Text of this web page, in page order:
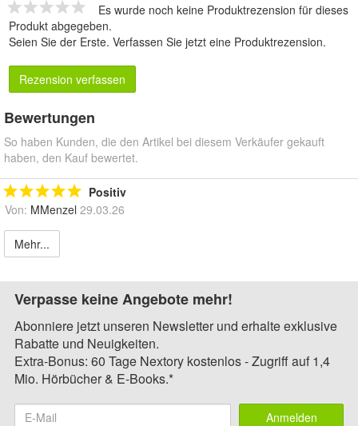
Es wurde noch keine Produktrezension für dieses
Produkt abgegeben.
Seien Sie der Erste. Verfassen Sie jetzt eine Produktrezension.
Rezension verfassen
Bewertungen
So haben Kunden, die den Artikel bei diesem Verkäufer gekauft
haben, den Kauf bewertet.
Positiv
Von: MMenzel 29.03.26
Mehr...
Verpasse keine Angebote mehr!
Abonniere jetzt unseren Newsletter und erhalte exklusive
Rabatte und Neuigkeiten.
Extra-Bonus: 60 Tage Nextory kostenlos - Zugriff auf 1,4
Mio. Hörbücher & E-Books.*
Anmelden